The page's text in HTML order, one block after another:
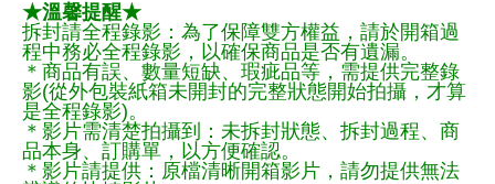
★溫馨提醒★
拆封請全程錄影：為了保障雙方權益，請於開箱過
程中務必全程錄影，以確保商品是否有遺漏。
＊商品有誤、數量短缺、瑕疵品等，需提供完整錄
影(從外包裝紙箱未開封的完整狀態開始拍攝，才算
是全程錄影)。
＊影片需清楚拍攝到：未拆封狀態、拆封過程、商
品本身、訂購單，以方便確認。
＊影片請提供：原檔清晰開箱影片，請勿提供無法